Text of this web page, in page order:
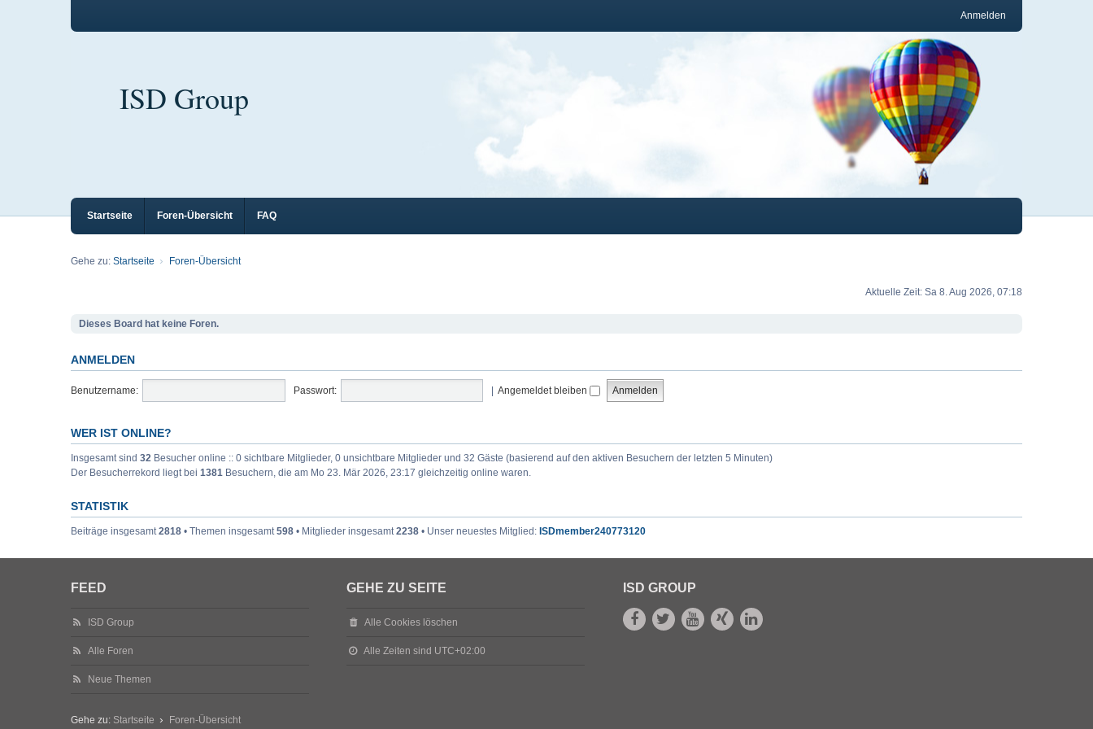
Anmelden
ISD Group
Startseite Foren-Übersicht FAQ
Gehe zu: Startseite Foren-Übersicht
Aktuelle Zeit: Sa 8. Aug 2026, 07:18
Dieses Board hat keine Foren.
ANMELDEN
Benutzername: Passwort: Angemeldet bleiben
WER IST ONLINE?
Insgesamt sind 32 Besucher online :: 0 sichtbare Mitglieder, 0 unsichtbare Mitglieder und 32 Gäste (basierend auf den aktiven Besuchern der letzten 5 Minuten)
Der Besucherrekord liegt bei 1381 Besuchern, die am Mo 23. Mär 2026, 23:17 gleichzeitig online waren.
STATISTIK
Beiträge insgesamt2818 • Themen insgesamt598 • Mitglieder insgesamt2238 • Unser neuestes Mitglied: ISDmember240773120
FEED
ISD Group
Alle Foren
Neue Themen
GEHE ZU SEITE
Alle Cookies löschen
Alle Zeiten sind UTC+02:00
ISD GROUP
Gehe zu: Startseite Foren-Übersicht